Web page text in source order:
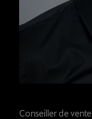
Conseiller de vente